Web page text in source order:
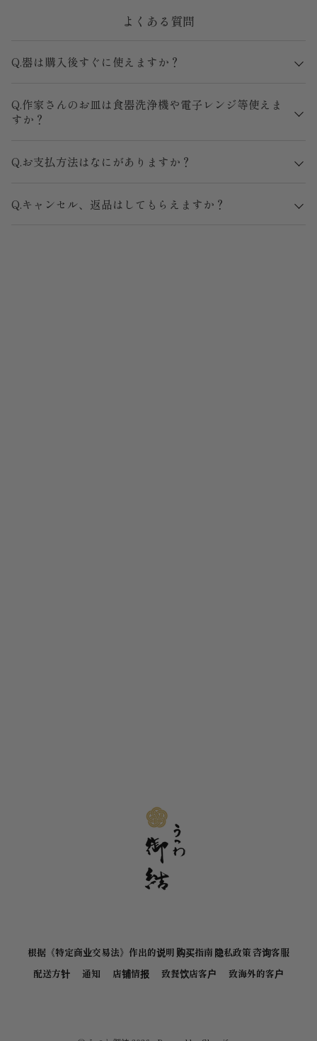
よくある質問
Q.器は購入後すぐに使えますか？
Q.作家さんのお皿は食器洗浄機や電子レンジ等使えま
すか？
Q.お支払方法はなにがありますか？
Q.キャンセル、返品はしてもらえますか？
根据《特定商业交易法》作出的说明 购买指南 隐私政策 咨询客服
配送方针
通知 店铺情报 致餐饮店客户 致海外的客户